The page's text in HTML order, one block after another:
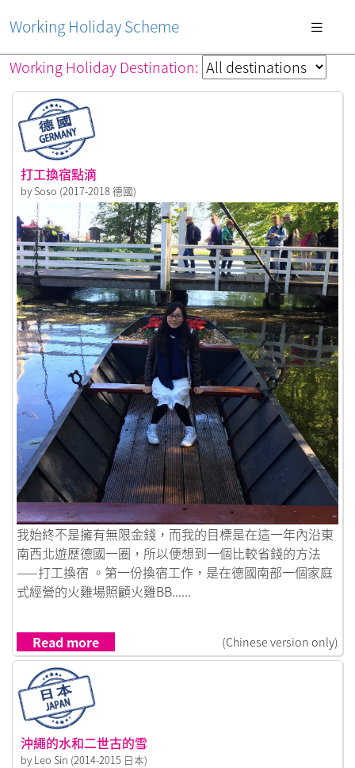
Working Holiday Scheme
Working Holiday Destination:
打工換宿點滴
by Soso (2017-2018 德國)
Link to 打工換宿點滴
我始終不是擁有無限金錢，而我的目標是在這一年內沿東
南西北遊歷德國一圈，所以便想到一個比較省錢的方法
——打工換宿 。第一份換宿工作，是在德國南部一個家庭
式經營的火雞場照顧火雞BB......
Read more (Chinese version only)
沖繩的水和二世古的雪
by Leo Sin (2014-2015 日本)